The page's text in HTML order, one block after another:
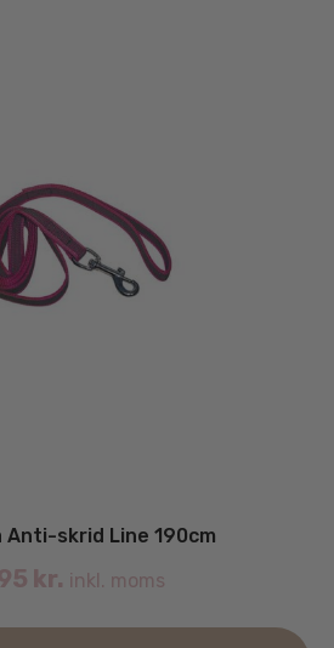
Anti-skrid Line 190cm
kr. inkl. moms